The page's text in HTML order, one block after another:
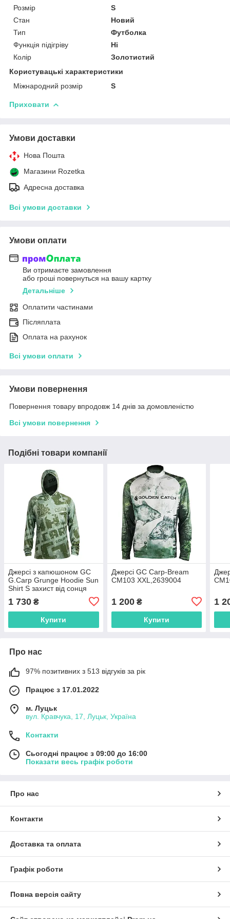
Розмір
S
Стан
Новий
Тип
Футболка
Функція підігріву
Ні
Колір
Золотистий
Користувацькі характеристики
Міжнародний розмір
S
Приховати
Умови доставки
Нова Пошта
Магазини Rozetka
Адресна доставка
Всі умови доставки
Умови оплати
Ви отримаєте замовлення
або гроші повернуться на вашу картку
Детальніше
Оплатити частинами
Післяплата
Оплата на рахунок
Всі умови оплати
Умови повернення
Повернення товару впродовж 14 днів за домовленістю
Всі умови повернення
Подібні товари компанії
Джерсі з капюшоном GC
G.Carp Grunge Hoodie Sun
Shirt S захист від сонця
1 730 ₴
Купити
Джерсі GC Carp-Bream
CM103 XXL,2639004
1 200₴
Купити
1
Про нас
97% позитивних з 513 відгуків за рік
Працює з 17.01.2022
м. Луцьк
вул. Кравчука, 17, Луцьк, Україна
Контакти
Сьогодні працює з 09:00 до 16:00
Показати весь графік роботи
Про нас
Контакти
Доставка та оплата
Графік роботи
Повна версія сайту